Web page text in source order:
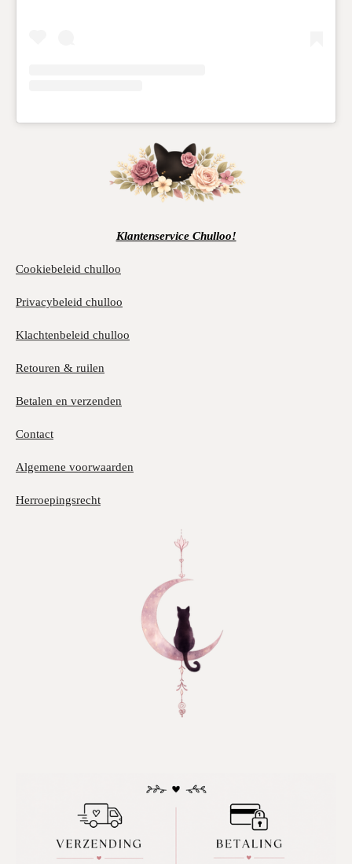
Klantenservice Chulloo!
Cookiebeleid chulloo
Privacybeleid chulloo
Klachtenbeleid chulloo
Retouren & ruilen
Betalen en verzenden
Contact
Algemene voorwaarden
Herroepingsrecht